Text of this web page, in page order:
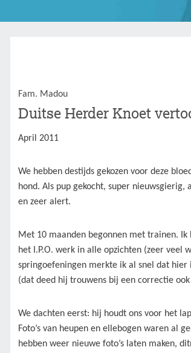
Fam. Madou
Duitse Herder Knoet
April 2011
We hebben destijds gekozen voor deze
hond. Als pup gekocht, super
en zeer alert.
Met 10 maanden begonnen met trainen.
het I.P.O. werk in alle opzichten (zeer veel
springoefeningen merkte ik al snel dat
(dat deed hij trouwens bij een correctie
We dachten eerst: hij houdt ons voor het
Foto’s van heupen en ellebogen waren al
hebben weer nieuwe foto’s laten maken,